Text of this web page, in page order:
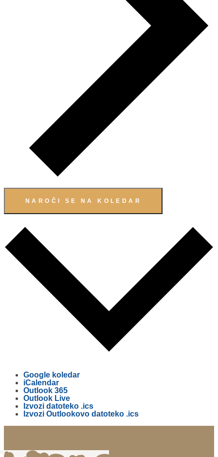
NAROČI SE NA KOLEDAR
Google koledar
iCalendar
Outlook 365
Outlook Live
Izvozi datoteko .ics
Izvozi Outlookovo datoteko .ics